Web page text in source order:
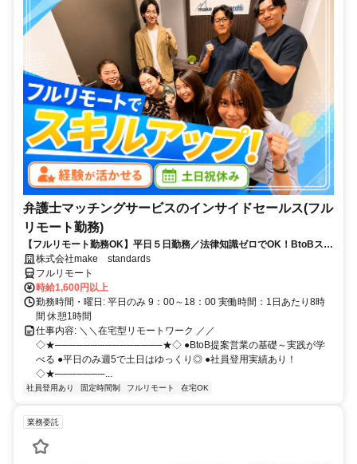
弁護士マッチングサービスのインサイドセールス(フル
リモート勤務)
【フルリモート勤務OK】平日５日勤務／法律知識ゼロでOK！BtoBスキ
ルが身につく営業職
株式会社make standards
フルリモート
時給1,600円以上
勤務時間・曜日: 平日のみ 9：00～18：00 実働時間：1日あたり8時
間 休憩1時間
仕事内容: ＼＼在宅型リモートワーク ／／
◇★───────────────★◇ ●BtoB提案営業の基礎～実践が学
べる ●平日のみ週5で土日はゆっくり◎ ●社員登用実績あり！
◇★───────...
社員登用あり 固定時間制 フルリモート 在宅OK
業務委託